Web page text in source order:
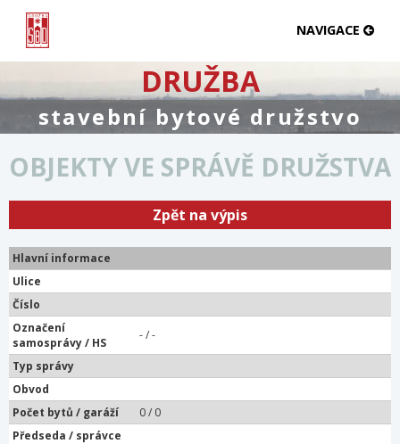
NAVIGACE
DRUŽBA
stavební bytové družstvo
OBJEKTY VE SPRÁVĚ DRUŽSTVA
Zpět na výpis
Hlavní informace
Ulice
Číslo
Označení
samosprávy / HS
- / -
Typ správy
Obvod
Počet bytů / garáží
0 / 0
Předseda / správce